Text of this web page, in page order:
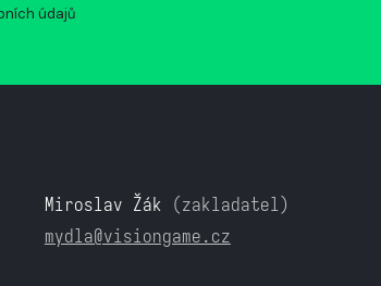
údajů
Miroslav Žák (zakladatel)
mydla@visiongame.cz